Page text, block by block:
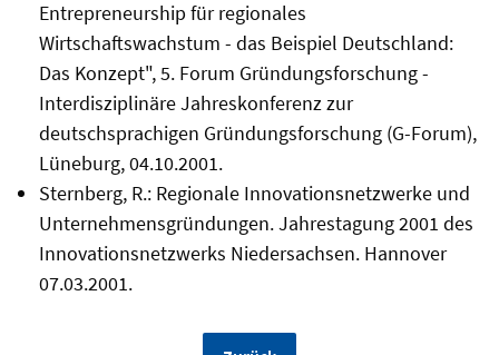
Entrepreneurship für regionales
Wirtschaftswachstum - das Beispiel Deutschland:
Das Konzept", 5. Forum Gründungsforschung -
Interdisziplinäre Jahreskonferenz zur
deutschsprachigen Gründungsforschung (G-Forum),
Lüneburg, 04.10.2001.
Sternberg, R.: Regionale Innovationsnetzwerke und
Unternehmensgründungen. Jahrestagung 2001 des
Innovationsnetzwerks Niedersachsen. Hannover
07.03.2001.